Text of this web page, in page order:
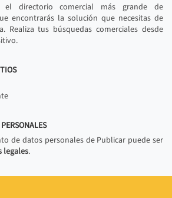
el directorio comercial más grande de
encontrarás la solución que necesitas de
Realiza tus búsquedas comerciales desde
de datos personales de Publicar puede ser
legales.